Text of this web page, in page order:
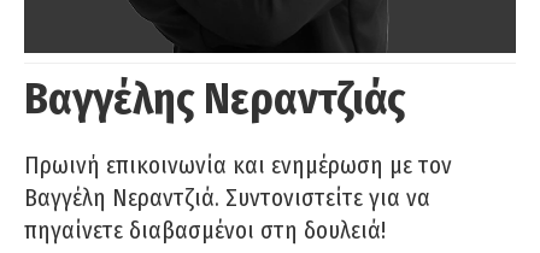
Βαγγέλης Νεραντζιάς
Πρωινή επικοινωνία και ενημέρωση με τον
Βαγγέλη Νεραντζιά. Συντονιστείτε για να
πηγαίνετε διαβασμένοι στη δουλειά!